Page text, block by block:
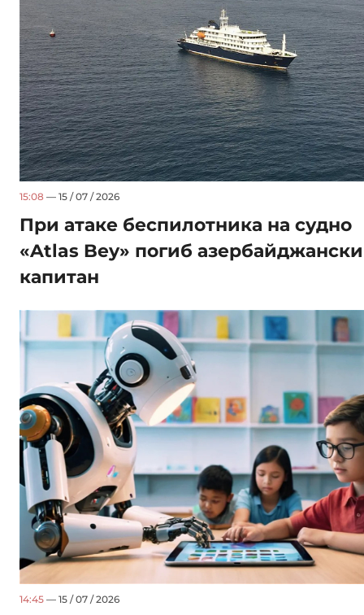
15:08 — 15 / 07 / 2026
При атаке беспилотника на судно
«Atlas Bey» погиб
капитан
14:45 — 15 / 07 / 2026